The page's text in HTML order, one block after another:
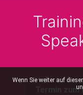
Termin zum
Wenn Sie weiter auf